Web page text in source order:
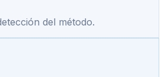
del método.